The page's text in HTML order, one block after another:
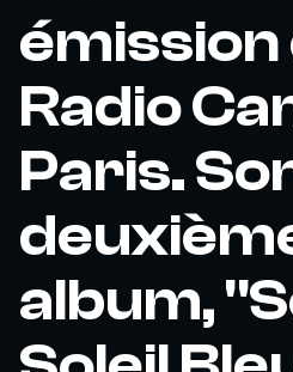
Radio
Paris.
album,